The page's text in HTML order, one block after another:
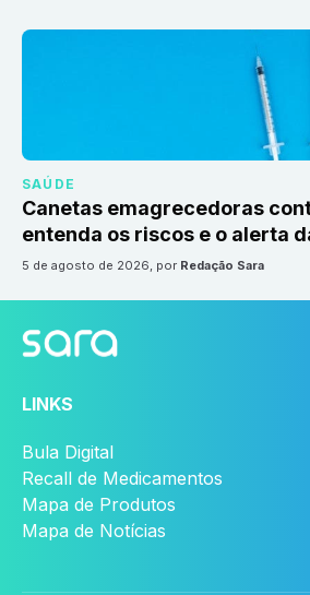
SAÚDE
Canetas emagrecedoras
entenda os riscos e o alerta
5 de agosto de 2026, por Redação Sara
LINKS
Bula Digital
Recall de Medicamentos
Mapa de Produtos
Mapa de Notícias